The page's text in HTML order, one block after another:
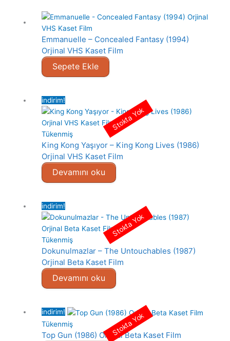
Emmanuelle – Concealed Fantasy (1994)
Orjinal VHS Kaset Film
Sepete Ekle
indirim!
Tükenmiş
King Kong Yaşıyor – King Kong Lives (1986)
Orjinal VHS Kaset Film
Devamını oku
Stokta Yok
indirim!
Tükenmiş
Dokunulmazlar – The Untouchables (1987)
Orjinal Beta Kaset Film
Devamını oku
Stokta Yok
indirim!
Tükenmiş
Top Gun (1986) Orjinal Beta Kaset Film
Stokta Yok